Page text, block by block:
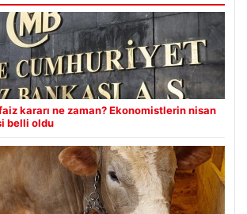
kararı ne zaman? Ekonomistlerin nisan
belli oldu